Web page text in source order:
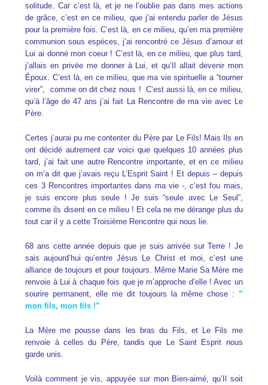
solitude. Car c’est là, et je ne l’oublie pas dans mes actions
de grâce, c’est en ce milieu, que j’ai entendu parler de Jésus
pour la première fois. C’est là, en ce milieu, qu’en ma première
communion sous espèces, j’ai rencontré ce Jésus d’amour et
Lui ai donné mon coeur ! C’est là, en ce milieu, que plus tard,
j’allais en privée me donner à Lui, et qu’Il allait devenir mon
Époux. C’est là, en ce milieu, que ma vie spirituelle a “tourner
virer”, comme on dit chez nous ! C’est aussi là, en ce milieu,
qu’à l’âge de 47 ans j’ai fait La Rencontre de ma vie avec Le
Père.
Certes j’aurai pu me contenter du Père par Le Fils! Mais Ils en
ont décidé autrement car voici que quelques 10 années plus
tard, j’ai fait une autre Rencontre importante, et en ce milieu
on m’a dit que j’avais reçu L’Esprit Saint ! Et depuis – depuis
ces 3 Rencontres importantes dans ma vie -, c’est fou mais,
je suis encore plus seule ! Je suis “seule avec Le Seul”,
comme ils disent en ce milieu ! Et cela ne me dérange plus du
tout car il y a cette Troisième Rencontre qui nous lie.
68 ans cette année depuis que je suis arrivée sur Terre ! Je
sais aujourd’hui qu’entre Jésus Le Christ et moi, c’est une
alliance de toujours et pour toujours. Même Marie Sa Mère me
renvoie à Lui à chaque fois que je m’approche d’elle ! Avec un
sourire permanent, elle me dit toujours la même chose : ”
mon fils, mon fils !”
La Mère me pousse dans les bras du Fils, et Le Fils me
renvoie à celles du Père, tandis que Le Saint Esprit nous
garde unis.
Voilà comment je vis, appuyée sur mon Bien-aimé, qu’Il soit